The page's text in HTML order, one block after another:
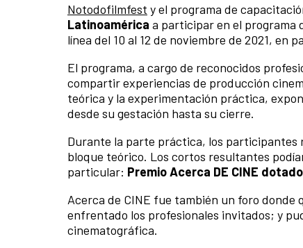
Notodofilmfest y el programa de
Latinoamérica a participar en el programa
línea del 10 al 12 de noviembre de 2021, en
El programa, a cargo de reconocidos
compartir experiencias de producción
teórica y la experimentación práctica,
desde su gestación hasta su cierre.
Durante la parte práctica, los participantes
bloque teórico. Los cortos resultantes
particular: Premio Acerca DE CINE
Acerca de CINE fue también un foro donde
enfrentado los profesionales invitados; y
cinematográfica.